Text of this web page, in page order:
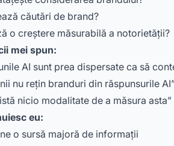
căutări de brand?
o creștere măsurabilă a notorietății?
mei spun:
AI sunt prea dispersate ca să
nu rețin branduri din răspunsurile
nicio modalitate de a măsura asta”
eu:
o sursă majoră de informații